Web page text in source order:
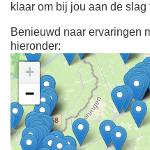
klaar om bij jou aan de slag
Benieuwd naar ervaringen
hieronder:
Ontdek meer
jou in de
+
−